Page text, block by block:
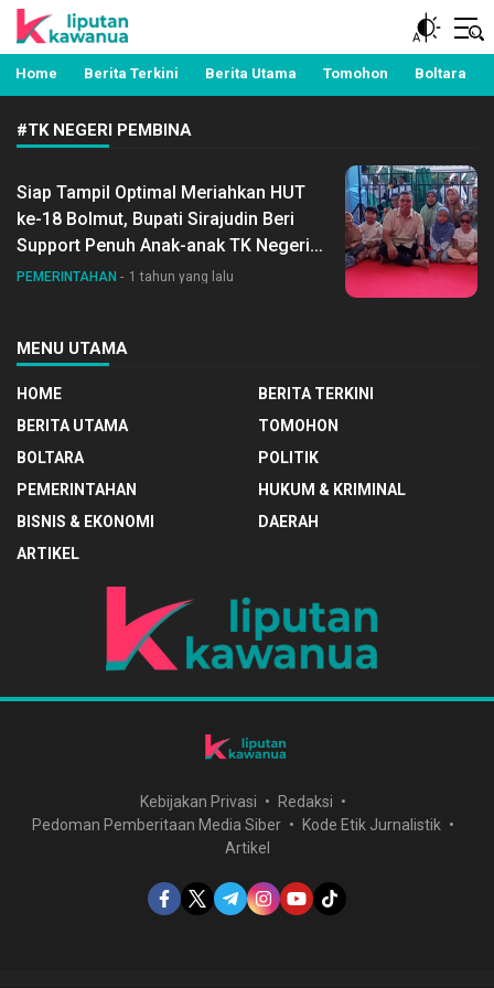
Liputan Kawanua
Berita Manado, Sulawesi Utara, Kawanua, Politik,
Pemerintahan, Hukum Kriminal dan Nasional
Home Berita Terkini Berita Utama Tomohon Boltara
#TK NEGERI PEMBINA
Siap Tampil Optimal Meriahkan HUT
ke-18 Bolmut, Bupati Sirajudin Beri
Support Penuh Anak-anak TK Negeri
Pembina Latihan Menari
PEMERINTAHAN 1 tahun yang lalu
MENU UTAMA
HOME
BERITA TERKINI
BERITA UTAMA
TOMOHON
BOLTARA
POLITIK
PEMERINTAHAN
HUKUM & KRIMINAL
BISNIS & EKONOMI
DAERAH
ARTIKEL
Kebijakan Privasi
Redaksi
Pedoman Pemberitaan Media Siber
Kode Etik Jurnalistik
Artikel